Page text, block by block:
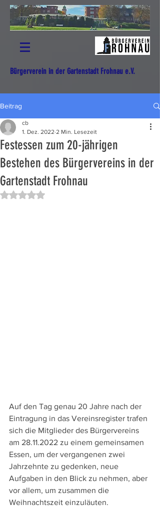
Bürgerverein in der Gartenstadt Frohnau e.V.
Beitrag
Festessen zum 20-jährigen
Bestehen des Bürgervereins in der
Gartenstadt Frohnau
cb
1. Dez. 2022 2 Min. Lesezeit
Mit NaN von 5 Sternen bewertet.
Auf den Tag genau 20 Jahre nach der
Eintragung in das Vereinsregister trafen
sich die Mitglieder des Bürgervereins
am 28.11.2022 zu einem gemeinsamen
Essen, um der vergangenen zwei
Jahrzehnte zu gedenken, neue
Aufgaben in den Blick zu nehmen, aber
vor allem, um zusammen die
Weihnachtszeit einzuläuten.